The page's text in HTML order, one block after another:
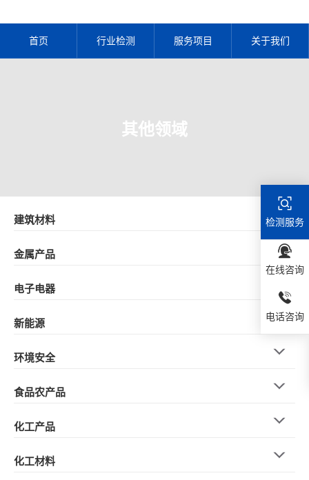
首页 行业检测 服务项目 关于我们
其他领域
建筑材料
金属产品
电子电器
新能源
环境安全
食品农产品
化工产品
化工材料
检测服务
在线咨询
电话咨询